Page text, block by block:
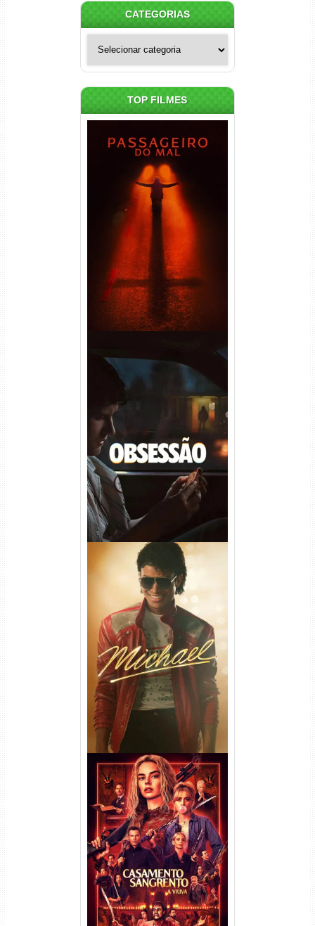
CATEGORIAS
TOP FILMES
Passageiro do Mal Torrent
(2026) WEB-DL 1080p Dual
Áudio
Obsessão Torrent (2026)
WEB-DL 1080p/4K Dual
Áudio
Michael Torrent (2026) WEB-
DL 1080p/4K Dual Áudio
Casamento Sangrento: A
Viúva Torrent (2026) WEB-DL
720p/1080p/4K Dual Áudio